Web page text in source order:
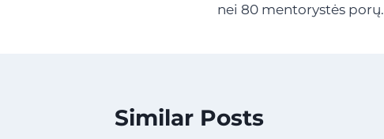
nei 80 mentorystės porų.
Similar Posts